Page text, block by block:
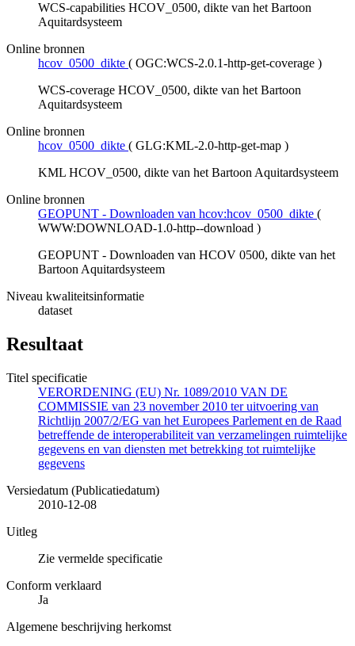
WCS-capabilities HCOV_0500, dikte van het Bartoon
Aquitardsysteem
Online bronnen
hcov_0500_dikte ( OGC:WCS-2.0.1-http-get-coverage )
WCS-coverage HCOV_0500, dikte van het Bartoon
Aquitardsysteem
Online bronnen
hcov_0500_dikte ( GLG:KML-2.0-http-get-map )
KML HCOV_0500, dikte van het Bartoon Aquitardsysteem
Online bronnen
GEOPUNT - Downloaden van hcov:hcov_0500_dikte (
WWW:DOWNLOAD-1.0-http--download )
GEOPUNT - Downloaden van HCOV 0500, dikte van het
Bartoon Aquitardsysteem
Niveau kwaliteitsinformatie
dataset
Resultaat
Titel specificatie
VERORDENING (EU) Nr. 1089/2010 VAN DE
COMMISSIE van 23 november 2010 ter uitvoering van
Richtlijn 2007/2/EG van het Europees Parlement en de Raad
betreffende de interoperabiliteit van verzamelingen ruimtelijke
gegevens en van diensten met betrekking tot ruimtelijke
gegevens
Versiedatum (Publicatiedatum)
2010-12-08
Uitleg
Zie vermelde specificatie
Conform verklaard
Ja
Algemene beschrijving herkomst